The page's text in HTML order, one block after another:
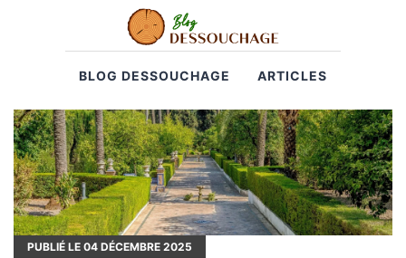
BLOG DESSOUCHAGE ARTICLES
PUBLIÉ LE 04 DÉCEMBRE 2025